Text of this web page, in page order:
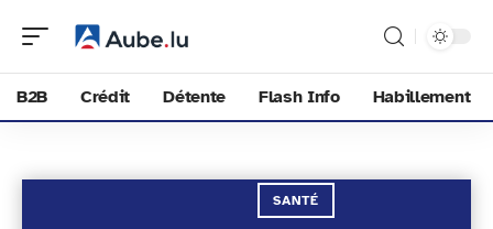
B2B Crédit Détente Flash Info Habillement
SANTÉ